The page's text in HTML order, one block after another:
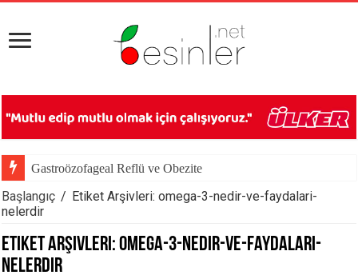
Gastroözofageal Reflü ve Obezite
Başlangıç / Etiket Arşivleri: omega-3-nedir-ve-faydalari-
nelerdir
Etiket Arşivleri:omega-3-nedir-ve-faydalari-
nelerdir